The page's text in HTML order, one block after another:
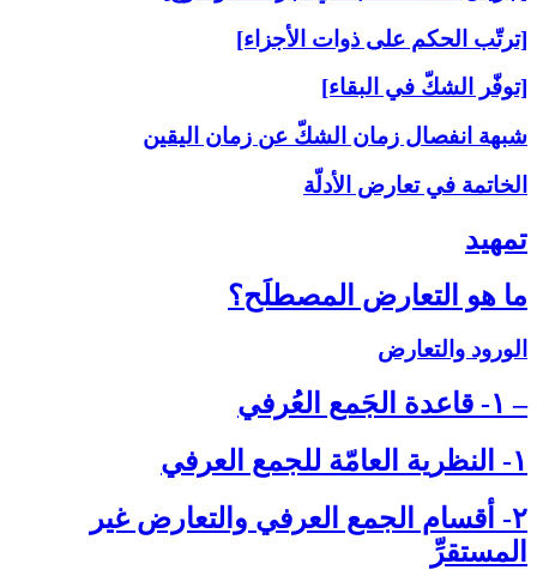
[ترتّب الحكم على ذوات الأجزاء]
[توفّر الشكّ في البقاء]
شبهة انفصال زمان الشكّ عن زمان اليقين
الخاتمة في تعارض الأدلّة
تمهيد
ما هو التعارض المصطلَح؟
الورود والتعارض
– ۱- قاعدة الجَمع العُرفي‏
۱- النظرية العامّة للجمع العرفي‏
۲- أقسام الجمع العرفي والتعارض غير
المستقرِّ